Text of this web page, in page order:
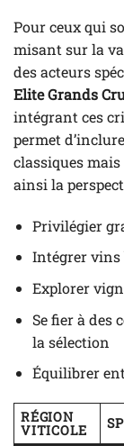
Pour ceux qui
misant sur la
des acteurs
Elite Grands
intégrant ces
permet
classiques
ainsi la
Privilégier
Intégrer vins
Explorer
Se fier à des
la sélection
Équilibrer
RÉGION
VITICOLE